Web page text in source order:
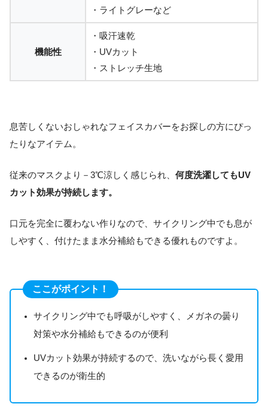
・ライトグレーなど
機能性
・吸汗速乾
・UVカット
・ストレッチ生地
息苦しくないおしゃれなフェイスカバーをお探しの方にぴっ
たりなアイテム。
従来のマスクより－3℃涼しく感じられ、 何度洗濯してもUV
カット効果が持続します。
口元を完全に覆わない作りなので、サイクリング中でも息が
しやすく、付けたまま水分補給もできる優れものですよ。
ここがポイント！
サイクリング中でも呼吸がしやすく、メガネの曇り
対策や水分補給もできるのが便利
UVカット効果が持続するので、洗いながら長く愛用
できるのが衛生的